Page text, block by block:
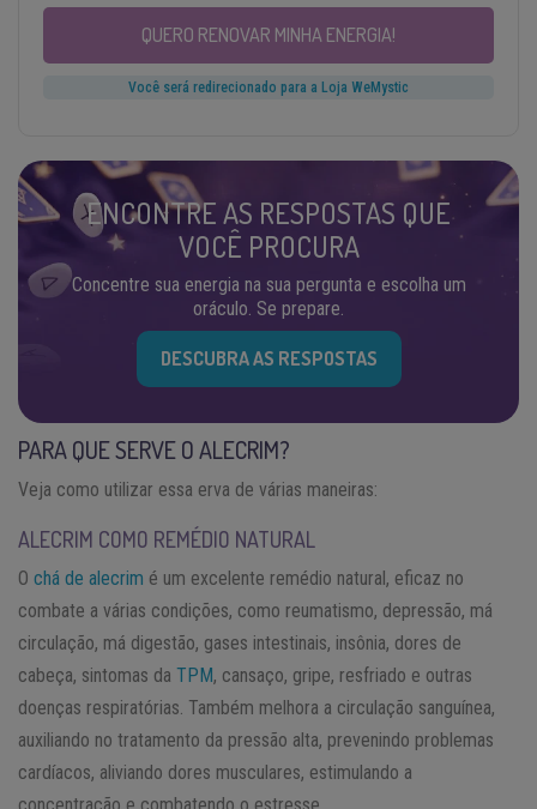
QUERO RENOVAR MINHA ENERGIA!
Você será redirecionado para a Loja WeMystic
ENCONTRE AS RESPOSTAS QUE
VOCÊ PROCURA
Concentre sua energia na sua pergunta e escolha um
oráculo. Se prepare.
DESCUBRA AS RESPOSTAS
PARA QUE SERVE O ALECRIM?
Veja como utilizar essa erva de várias maneiras:
ALECRIM COMO REMÉDIO NATURAL
O chá de alecrim é um excelente remédio natural, eficaz no
combate a várias condições, como reumatismo, depressão, má
circulação, má digestão, gases intestinais, insônia, dores de
cabeça, sintomas da TPM, cansaço, gripe, resfriado e outras
doenças respiratórias. Também melhora a circulação sanguínea,
auxiliando no tratamento da pressão alta, prevenindo problemas
cardíacos, aliviando dores musculares, estimulando a
concentração e combatendo o estresse.